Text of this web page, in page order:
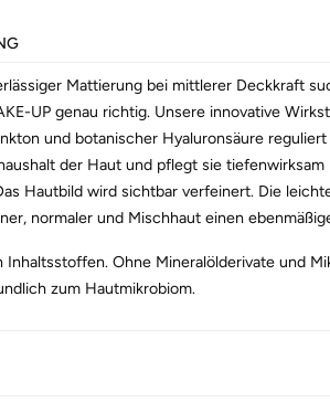
Mattierung bei mittlerer Deckkraft
UP genau richtig. Unsere innovative
und botanischer Hyaluronsäure
der Haut und pflegt sie
Hautbild wird sichtbar verfeinert. Die
normaler und Mischhaut einen
Inhaltsstoffen. Ohne Mineralölderivate und
zum Hautmikrobiom.